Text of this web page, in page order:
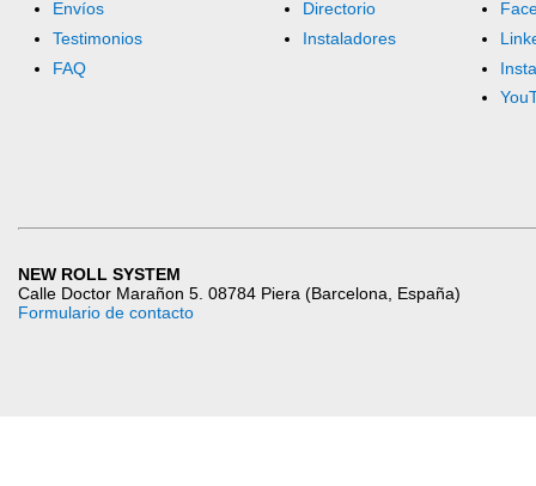
Envíos
Testimonios
FAQ
Directorio
Instaladores
NEW ROLL SYSTEM
Calle Doctor Marañon 5. 08784 Piera (Barcelona, España)
Formulario de contacto